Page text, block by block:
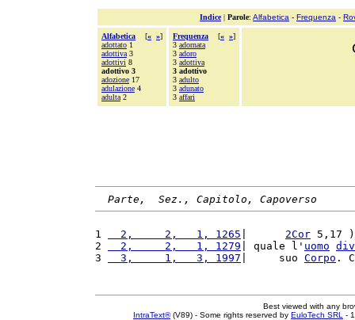
Indice| Parole: Alfabetica - Frequenza -
Alfabetica [« »]
adottato 1
adottiva 3
adottivi 8
adottivo 3
adozione 17
adulazione 4
adulta 2
Frequenza [« »]
3 adornata
3 adoro
3 adottiva
3 adottivo
3 adulto
3 adunato
3 affari
Parte,  Sez., Capitolo, Capoverso
1
  2,     2,   1, 1265
2Cor 5,17
2
  2,     2,   1, 1279
| quale l' uomo
3
  3,     1,   3, 1997
|     suo Corpo .
Best viewed with any
IntraText®(V89) - Some rights reserved by EuloTech SRL -